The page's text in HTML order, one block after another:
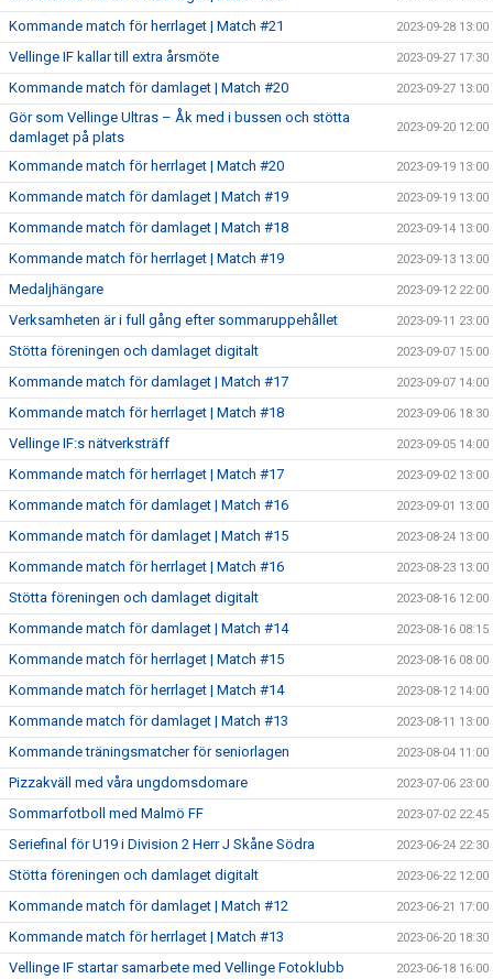
Kommande match för herrlaget | Match #21 2023-09-28 13:00
Vellinge IF kallar till extra årsmöte 2023-09-27 17:30
Kommande match för damlaget | Match #20 2023-09-27 13:00
Gör som Vellinge Ultras – Åk med i bussen och stötta
damlaget på plats
2023-09-20 12:00
Kommande match för herrlaget | Match #20 2023-09-19 13:00
Kommande match för damlaget | Match #19 2023-09-19 13:00
Kommande match för damlaget | Match #18 2023-09-14 13:00
Kommande match för herrlaget | Match #19 2023-09-13 13:00
Medaljhängare 2023-09-12 22:00
Verksamheten är i full gång efter sommaruppehållet 2023-09-11 23:00
Stötta föreningen och damlaget digitalt 2023-09-07 15:00
Kommande match för damlaget | Match #17 2023-09-07 14:00
Kommande match för herrlaget | Match #18 2023-09-06 18:30
Vellinge IF:s nätverksträff 2023-09-05 14:00
Kommande match för herrlaget | Match #17 2023-09-02 13:00
Kommande match för damlaget | Match #16 2023-09-01 13:00
Kommande match för damlaget | Match #15 2023-08-24 13:00
Kommande match för herrlaget | Match #16 2023-08-23 13:00
Stötta föreningen och damlaget digitalt 2023-08-16 12:00
Kommande match för damlaget | Match #14 2023-08-16 08:15
Kommande match för herrlaget | Match #15 2023-08-16 08:00
Kommande match för herrlaget | Match #14 2023-08-12 14:00
Kommande match för damlaget | Match #13 2023-08-11 13:00
Kommande träningsmatcher för seniorlagen 2023-08-04 11:00
Pizzakväll med våra ungdomsdomare 2023-07-06 23:00
Sommarfotboll med Malmö FF 2023-07-02 22:45
Seriefinal för U19 i Division 2 Herr J Skåne Södra 2023-06-24 22:30
Stötta föreningen och damlaget digitalt 2023-06-22 12:00
Kommande match för damlaget | Match #12 2023-06-21 17:00
Kommande match för herrlaget | Match #13 2023-06-20 18:30
Vellinge IF startar samarbete med Vellinge Fotoklubb 2023-06-18 16:00